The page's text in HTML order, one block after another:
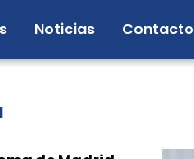
Noticias Contacto